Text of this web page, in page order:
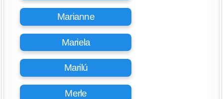
Marianne
Mariela
Marilú
Merle